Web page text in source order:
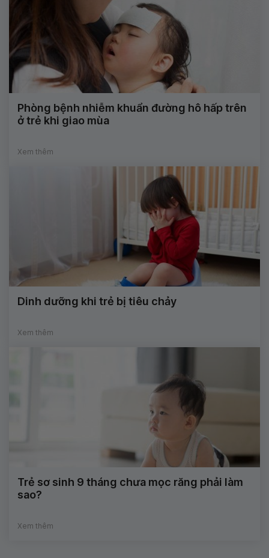
Phòng bệnh nhiễm khuẩn đường hô hấp trên
ở trẻ khi giao mùa
Xem thêm
Dinh dưỡng khi trẻ bị tiêu chảy
Xem thêm
Trẻ sơ sinh 9 tháng chưa mọc răng phải làm
sao?
Xem thêm